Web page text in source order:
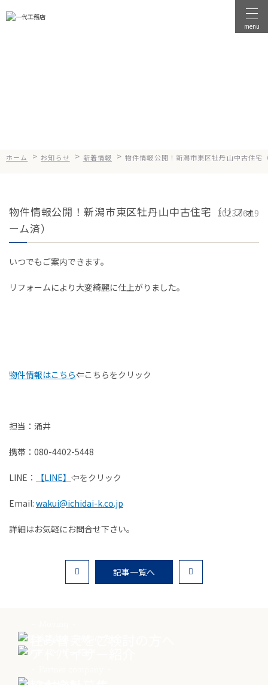
会社案内
健康経営
コンセプト
選ばれる理由
お客様の声
Contact
お問い合わせはこちらから
0258-34-2221
受付時間：9:00～18:00（土日祝 年末年始除く）
物件お問い合わせ
物件売却に関する
土地売却に関する
menu
ホーム > お知らせ > 新着情報 > 物件情報公開！新潟市東区牡丹山中古住宅
物件情報公開！新潟市東区牡丹山中古住宅（リフォ
ーム済）
2023.06.19
いつでもご案内できます。
リフォームにより大変綺麗に仕上がりました。
物件情報はこちら⇐こちらをクリック
担当：涌井
携帯：080-4402-5448
LINE： 【LINE】 ⇦をクリック
Email: wakui@ichidai-k.co.jp
詳細はお気軽にお問合せ下さい。
記事一覧へ